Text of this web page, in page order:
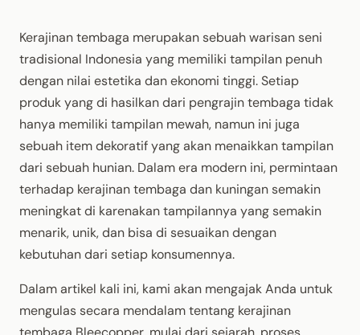
Kerajinan tembaga merupakan sebuah warisan seni
tradisional Indonesia yang memiliki tampilan penuh
dengan nilai estetika dan ekonomi tinggi. Setiap
produk yang di hasilkan dari pengrajin tembaga tidak
hanya memiliki tampilan mewah, namun ini juga
sebuah item dekoratif yang akan menaikkan tampilan
dari sebuah hunian. Dalam era modern ini, permintaan
terhadap kerajinan tembaga dan kuningan semakin
meningkat di karenakan tampilannya yang semakin
menarik, unik, dan bisa di sesuaikan dengan
kebutuhan dari setiap konsumennya.
Dalam artikel kali ini, kami akan mengajak Anda untuk
mengulas secara mendalam tentang kerajinan